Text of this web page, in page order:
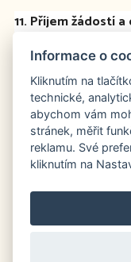
11. Příjem žádostí
Podat žádost či
dožádání lze
Komenského 4,
hodinách ústně po
12. Opravné
Návody pro řešení
Informace o
Kliknutím na
technické,
abychom vám
stránek, měřit
reklamu. Své
kliknutím na